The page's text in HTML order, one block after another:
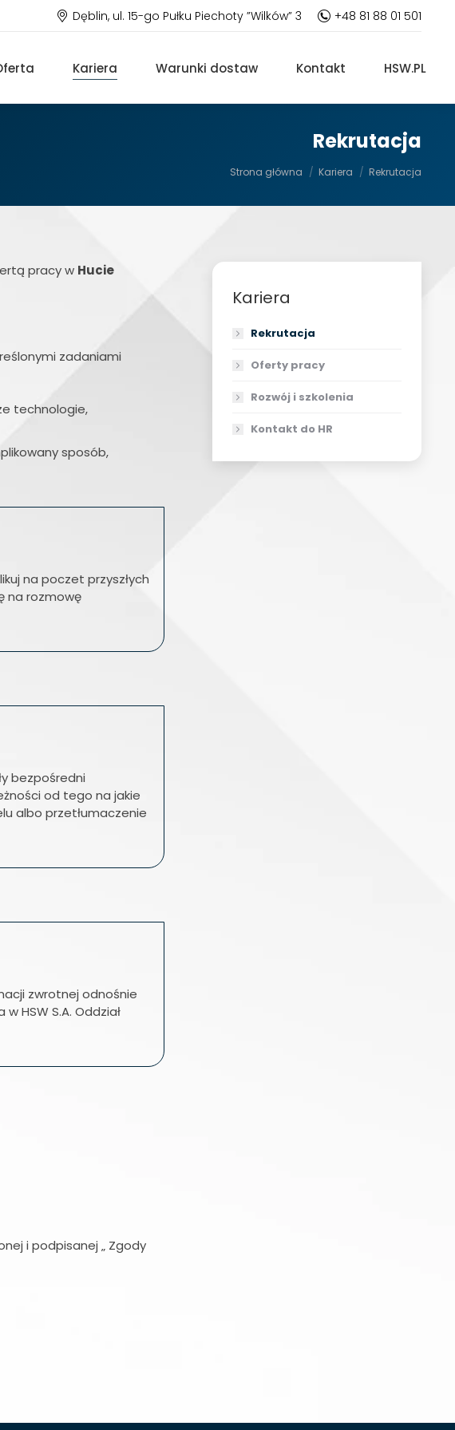
Dęblin, ul. 15-go Pułku Piechoty ”Wilków” 3 +48 81 88 01 501
Kariera Warunki dostaw Kontakt HSW.PL
Rekrutacja
Strona główna Kariera Rekrutacja
pracy w Hucie
zadaniami
technologie,
sposób,
na poczet przyszłych
na rozmowę
bezpośredni
od tego na jakie
albo przetłumaczenie
zwrotnej odnośnie
HSW S.A. Oddział
i podpisanej „ Zgody
Kariera
Rekrutacja
Oferty pracy
Rozwój i szkolenia
Kontakt do HR